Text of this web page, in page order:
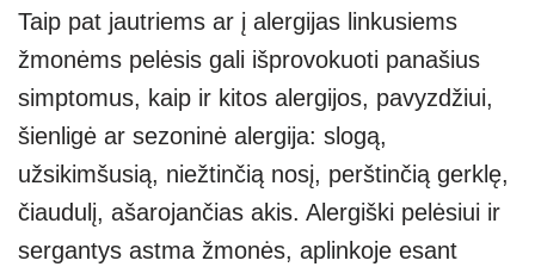
Taip pat jautriems ar į alergijas linkusiems
žmonėms pelėsis gali išprovokuoti panašius
simptomus, kaip ir kitos alergijos, pavyzdžiui,
šienligė ar sezoninė alergija: slogą,
užsikimšusią, niežtinčią nosį, perštinčią gerklę,
čiaudulį, ašarojančias akis. Alergiški pelėsiui ir
sergantys astma žmonės, aplinkoje esant